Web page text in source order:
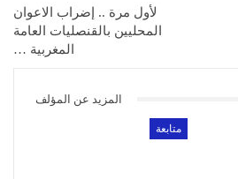
لأول مرة .. إضراب الاعوان
المحليين بالقنصليات العامة
المغربية …
المزيد عن المؤلف
متابعة